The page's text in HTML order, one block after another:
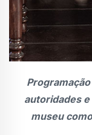
autoridades
museu